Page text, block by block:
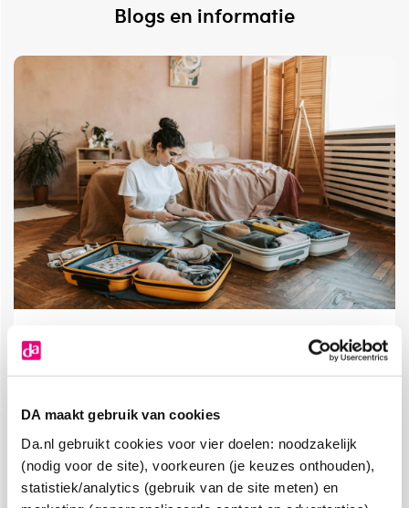
DA maakt gebruik van cookies
Da.nl gebruikt cookies voor vier doelen: noodzakelijk
(nodig voor de site), voorkeuren (je keuzes onthouden),
statistiek/analytics (gebruik van de site meten) en
Blogs en informatie
Zin in Zomer checklist
Lees de blog
Hoe dan?
Wat je moet weten over zweten